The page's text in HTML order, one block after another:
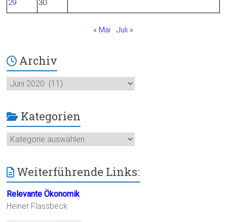
29
30
« Mai Juli »
Archiv
Archiv
Kategorien
Kategorien
Weiterführende Links:
Relevante Ökonomik
Heiner Flassbeck